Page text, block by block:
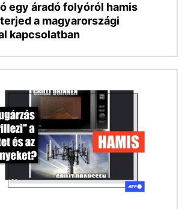
egy áradó folyóról hamis
a magyarországi
kapcsolatban